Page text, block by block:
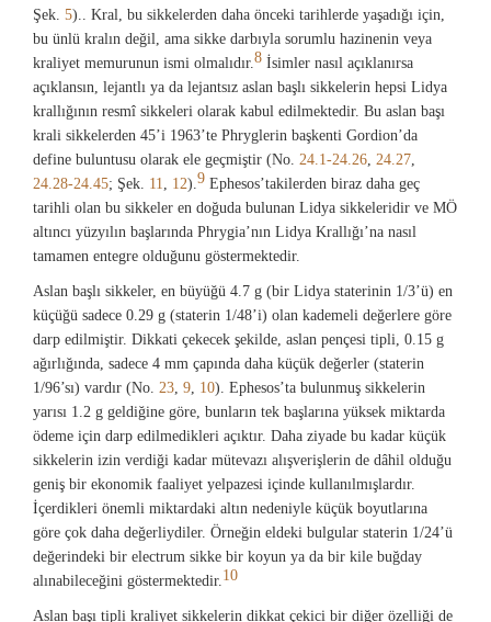
Şek. 5).. Kral, bu sikkelerden daha önceki tarihlerde yaşadığı için,
bu ünlü kralın değil, ama sikke darbıyla sorumlu hazinenin veya
kraliyet memurunun ismi olmalıdır.8 İsimler nasıl açıklanırsa
açıklansın, lejantlı ya da lejantsız aslan başlı sikkelerin hepsi Lidya
krallığının resmî sikkeleri olarak kabul edilmektedir. Bu aslan başı
krali sikkelerden 45’i 1963’te Phryglerin başkenti Gordion’da
define buluntusu olarak ele geçmiştir (No. 24.1-24.26, 24.27,
24.28-24.45; Şek. 11, 12).9 Ephesos’takilerden biraz daha geç
tarihli olan bu sikkeler en doğuda bulunan Lidya sikkeleridir ve MÖ
altıncı yüzyılın başlarında Phrygia’nın Lidya Krallığı’na nasıl
tamamen entegre olduğunu göstermektedir.
Aslan başlı sikkeler, en büyüğü 4.7 g (bir Lidya staterinin 1/3’ü) en
küçüğü sadece 0.29 g (staterin 1/48’i) olan kademeli değerlere göre
darp edilmiştir. Dikkati çekecek şekilde, aslan pençesi tipli, 0.15 g
ağırlığında, sadece 4 mm çapında daha küçük değerler (staterin
1/96’sı) vardır (No. 23, 9, 10). Ephesos’ta bulunmuş sikkelerin
yarısı 1.2 g geldiğine göre, bunların tek başlarına yüksek miktarda
ödeme için darp edilmedikleri açıktır. Daha ziyade bu kadar küçük
sikkelerin izin verdiği kadar mütevazı alışverişlerin de dâhil olduğu
geniş bir ekonomik faaliyet yelpazesi içinde kullanılmışlardır.
İçerdikleri önemli miktardaki altın nedeniyle küçük boyutlarına
göre çok daha değerliydiler. Örneğin eldeki bulgular staterin 1/24’ü
değerindeki bir electrum sikke bir koyun ya da bir kile buğday
alınabileceğini göstermektedir.10
Aslan başı tipli kraliyet sikkelerin dikkat çekici bir diğer özelliği de